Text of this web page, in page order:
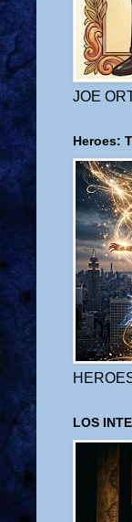
JOE
Heroes:
LOS